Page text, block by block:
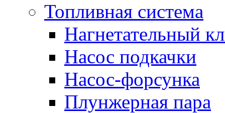
Топливная система
Нагнетательный
Насос подкачки
Насос-форсунка
Плунжерная пара